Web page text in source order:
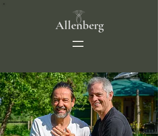
Allenberg